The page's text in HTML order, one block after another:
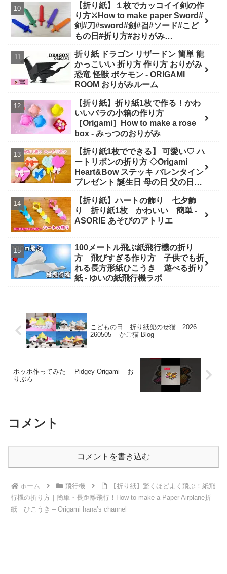
【折り紙】１枚でカッコイイ剣の作
り方⚔How to make paper Sword#
剣#刀#sword#劍#검#ソード#こど
もの日#折り方#おりがみ
- Origami hana's channel
折り紙 ドラゴン リザードン 簡単 龍
かっこいい 折り方 作り方 おりがみ
恐竜 怪獣 ポケモン - ORIGAMI
ROOM おりがみルーム
【折り紙】折り紙1枚で作る！かわ
いいバラの小箱の作り方
［Origami］How to make a rose
box - みっつのおりがみ
【折り紙1枚でできる】 可愛い♡ ハ
ートリボンの折り方 ◇Origami
Heart&Bow ステッキ バレンタイン
プレゼント 誕生日 母の日 父の日
Origami-plaza
【折り紙】ハートの飾り 七夕飾
り 折り紙1枚 かわいい 簡単 -
ASORIE あそびのアトリエ
100メートル飛ぶ紙飛行機の折り
方 飛びすぎる作り方 子供でも折
れる長方形紙ひこうき 遊べる折り
紙 - ゆいの紙飛行機ラボ
こどもの日 折り紙兜のせ猫 2026
260505 – かご猫 Blog
ポッポ作ってみた｜ Pidgey Origami – お
りぶろ
コメント
コメントを書き込む
ホーム 飛行機
【折り紙】驚くほどよく飛ぶ！紙飛
行機の折り方｜簡単・長距離飛行！How to make a Paper Airplane折
纸 ひこうき – Origami hana’s channel